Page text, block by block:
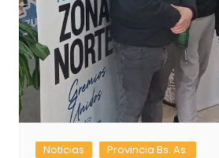
Noticias Provincia Bs. As.